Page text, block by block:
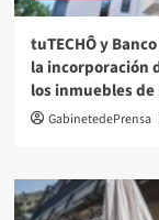
tuTECHÔ y
la incorporación
los inmuebles de
GabinetedePrensa